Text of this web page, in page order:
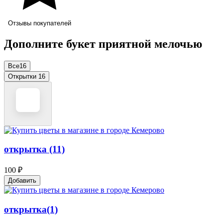
Отзывы покупателей
Дополните букет приятной мелочью
Все16
Открытки 16
открытка (11)
100 ₽
Добавить
открытка(1)